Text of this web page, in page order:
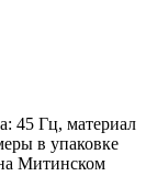
45 Гц, материал
в упаковке
Митинском